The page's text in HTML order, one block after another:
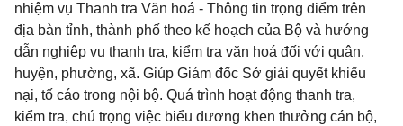
nhiệm vụ Thanh tra Văn hoá - Thông tin trọng điểm trên
địa bàn tỉnh, thành phố theo kế hoạch của Bộ và hướng
dẫn nghiệp vụ thanh tra, kiểm tra văn hoá đối với quận,
huyện, phường, xã. Giúp Giám đốc Sở giải quyết khiếu
nại, tố cáo trong nội bộ. Quá trình hoạt động thanh tra,
kiểm tra, chú trọng việc biểu dương khen thưởng cán bộ,